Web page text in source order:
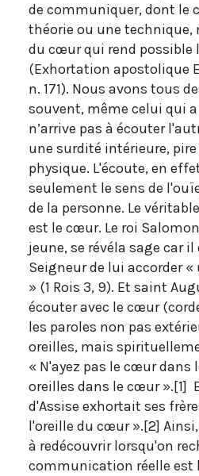
de communiquer, dont le
théorie ou une technique,
du cœur qui rend possible
(Exhortation apostolique
n. 171). Nous avons tous
souvent, même celui qui
n’arrive pas à écouter
une surdité intérieure,
physique. L'écoute, en
seulement le sens de
de la personne. Le
est le cœur. Le roi
jeune, se révéla sage car
Seigneur de lui accorder
» (1 Rois 3, 9). Et saint
écouter avec le cœur
les paroles non pas
oreilles, mais
« N'ayez pas le cœur dans
oreilles dans le cœur ».[1]
d'Assise exhortait ses
l'oreille du cœur ».[2]
à redécouvrir lorsqu'on
communication réelle est